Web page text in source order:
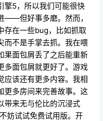
擎5，所以我们可能很快
——但好事多磨。然而，
存在一些bug，比如抓取
而不是手掌去抓。我在喂
果面包屑丢了之后能重新
多面包屑就更好了。游戏
应该还有更多内容。我相
更多房间来完善故事。这
带来无与伦比的沉浸式
妨试试免费试用版。开